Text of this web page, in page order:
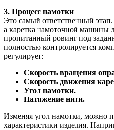
3. Процесс намотки
Это самый ответственный
а каретка намоточной машины
пропитанный ровинг под
полностью контролируется
регулирует:
Скорость вращения
Скорость движения
Угол намотки.
Натяжение нити.
Изменяя угол намотки, можно
характеристики изделия.